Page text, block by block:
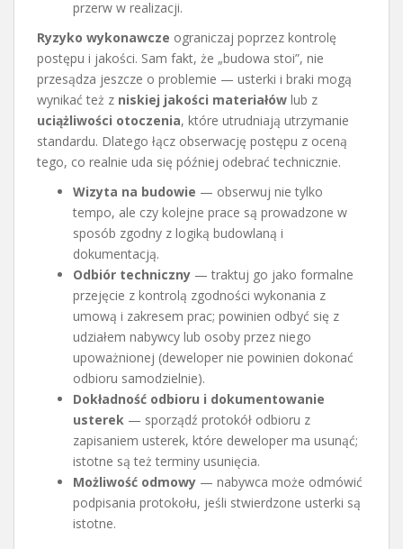
przerw w realizacji.
Ryzyko wykonawcze ograniczaj poprzez kontrolę
postępu i jakości. Sam fakt, że „budowa stoi”, nie
przesądza jeszcze o problemie — usterki i braki mogą
wynikać też z niskiej jakości materiałów lub z
uciążliwości otoczenia, które utrudniają utrzymanie
standardu. Dlatego łącz obserwację postępu z oceną
tego, co realnie uda się później odebrać technicznie.
Wizyta na budowie — obserwuj nie tylko
tempo, ale czy kolejne prace są prowadzone w
sposób zgodny z logiką budowlaną i
dokumentacją.
Odbiór techniczny — traktuj go jako formalne
przejęcie z kontrolą zgodności wykonania z
umową i zakresem prac; powinien odbyć się z
udziałem nabywcy lub osoby przez niego
upoważnionej (deweloper nie powinien dokonać
odbioru samodzielnie).
Dokładność odbioru i dokumentowanie
usterek — sporządź protokół odbioru z
zapisaniem usterek, które deweloper ma usunąć;
istotne są też terminy usunięcia.
Możliwość odmowy — nabywca może odmówić
podpisania protokołu, jeśli stwierdzone usterki są
istotne.